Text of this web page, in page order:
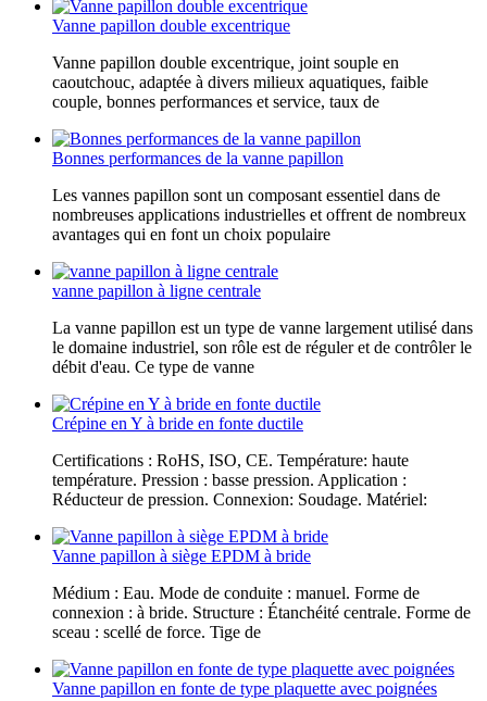
Vanne papillon double excentrique
Vanne papillon double excentrique, joint souple en
caoutchouc, adaptée à divers milieux aquatiques, faible
couple, bonnes performances et service, taux de
Bonnes performances de la vanne papillon
Les vannes papillon sont un composant essentiel dans de
nombreuses applications industrielles et offrent de nombreux
avantages qui en font un choix populaire
vanne papillon à ligne centrale
La vanne papillon est un type de vanne largement utilisé dans
le domaine industriel, son rôle est de réguler et de contrôler le
débit d'eau. Ce type de vanne
Crépine en Y à bride en fonte ductile
Certifications : RoHS, ISO, CE. Température: haute
température. Pression : basse pression. Application :
Réducteur de pression. Connexion: Soudage. Matériel:
Vanne papillon à siège EPDM à bride
Médium : Eau. Mode de conduite : manuel. Forme de
connexion : à bride. Structure : Étanchéité centrale. Forme de
sceau : scellé de force. Tige de
Vanne papillon en fonte de type plaquette avec poignées